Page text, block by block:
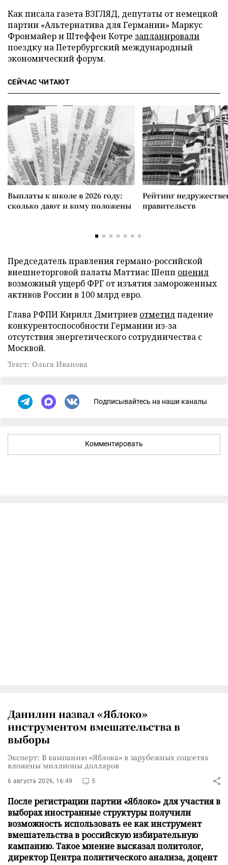
Как писала газета ВЗГЛЯД, депутаты от немецкой
партии «Альтернатива для Германии» Маркус
Фронмайер и Штеффен Котре запланировали
поездку на Петербургский международный
экономический форум.
СЕЙЧАС ЧИТАЮТ
Выплаты к школе в 2026 году:
сколько дают и кому положены
Рейтинг
правительств
Председатель правления германо-российской
внешнеторговой палаты Маттиас Шепп оценил
возможный ущерб ФРГ от изъятия замороженных
активов России в 100 млрд евро.
Глава РФПИ Кирилл Дмитриев отметилпадение
конкурентоспособности Германии из-за
отсутствия энергетического сотрудничества с
Москвой.
Текст: Ольга Иванова
Подписывайтесь на наши каналы
Комментировать
Данилин назвал «Яблоко»
инструментом вмешательства в
выборы
Эксперт: В кампанию «Яблока» в зарубежных соцсетях
вложены миллионы долларов
6 августа 2026, 16:49 5
После регистрации партии «Яблоко» для участия в
выборах иностранные структуры получили
возможность использовать ее как инструмент
вмешательства в российскую избирательную
кампанию. Такое мнение высказал политолог,
директор Центра политического анализа, доцент